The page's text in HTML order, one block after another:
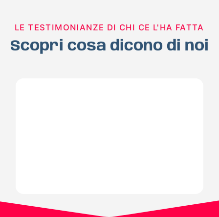
LE TESTIMONIANZE DI CHI CE L'HA FATTA
Scopri cosa dicono di noi